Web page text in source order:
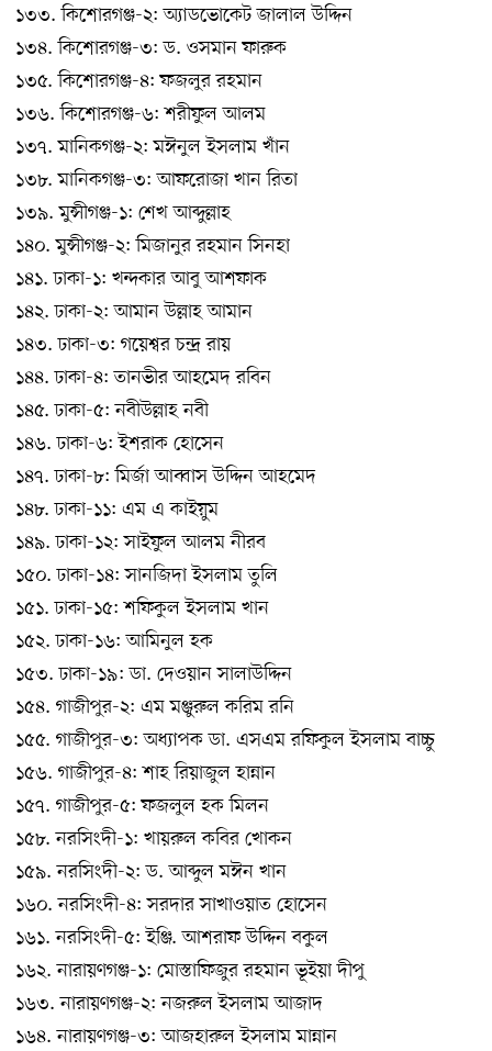
১৩৩. কিশোরগঞ্জ-২: অ্যাডভোকেট জালাল ‍উদ্দিন
১৩৪. কিশোরগঞ্জ-৩: ড. ওসমান ফারুক
১৩৫. কিশোরগঞ্জ-৪: ফজলুর রহমান
১৩৬. কিশোরগঞ্জ-৬: শরীফুল আলম
১৩৭. মানিকগঞ্জ-২: মঈনুল ইসলাম খাঁন
১৩৮. মানিকগঞ্জ-৩: আফরোজা খান রিতা
১৩৯. মুন্সীগঞ্জ-১: শেখ আব্দুল্লাহ
১৪০. মুন্সীগঞ্জ-২: মিজানুর রহমান সিনহা
১৪১. ঢাকা-১: খন্দকার আবু আশফাক
১৪২. ঢাকা-২: আমান উল্লাহ আমান
১৪৩. ঢাকা-৩: গয়েশ্বর চন্দ্র রায়
১৪৪. ঢাকা-৪: তানভীর আহমেদ রবিন
১৪৫. ঢাকা-৫: নবীউল্লাহ নবী
১৪৬. ঢাকা-৬: ইশরাক হোসেন
১৪৭. ঢাকা-৮: মির্জা আব্বাস উদ্দিন আহমেদ
১৪৮. ঢাকা-১১: এম এ কাইয়ুম
১৪৯. ঢাকা-১২: সাইফুল আলম নীরব
১৫০. ঢাকা-১৪: সানজিদা ইসলাম তুলি
১৫১. ঢাকা-১৫: শফিকুল ইসলাম খান
১৫২. ঢাকা-১৬: আমিনুল হক
১৫৩. ঢাকা-১৯: ডা. দেওয়ান সালাউদ্দিন
১৫৪. গাজীপুর-২: এম মঞ্জুরুল করিম রনি
১৫৫. গাজীপুর-৩: অধ্যাপক ডা. এসএম রফিকুল ইসলাম বাচ্চু
১৫৬. গাজীপুর-৪: শাহ রিয়াজুল হান্নান
১৫৭. গাজীপুর-৫: ফজলুল হক মিলন
১৫৮. নরসিংদী-১: খায়রুল কবির খোকন
১৫৯. নরসিংদী-২: ড. আব্দুল মঈন খান
১৬০. নরসিংদী-৪: সরদার সাখাওয়াত হোসেন
১৬১. নরসিংদী-৫: ইঞ্জি. আশরাফ উদ্দিন বকুল
১৬২. নারায়ণগঞ্জ-১: মোস্তাফিজুর রহমান ভূইয়া দীপু
১৬৩. নারায়ণগঞ্জ-২: নজরুল ইসলাম আজাদ
১৬৪. নারায়ণগঞ্জ-৩: আজহারুল ইসলাম মান্নান